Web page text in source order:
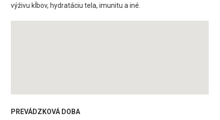
výživu kĺbov, hydratáciu tela, imunitu a iné.
PREVÁDZKOVÁ DOBA